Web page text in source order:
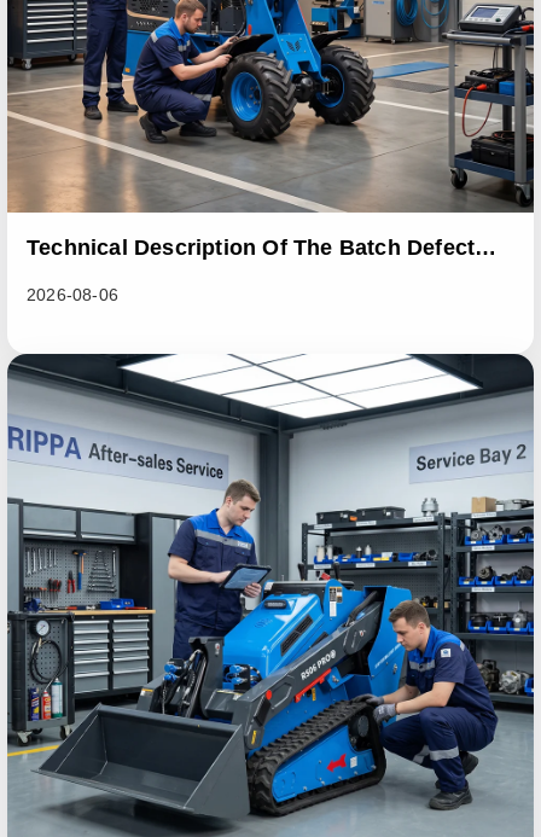
Technical Description Of The Batch Defect
2026-08-06